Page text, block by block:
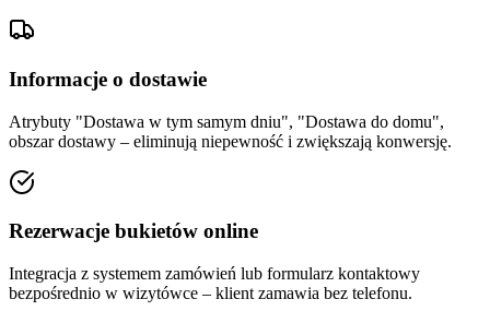
Informacje o dostawie
Atrybuty "Dostawa w tym samym dniu", "Dostawa do domu",
obszar dostawy – eliminują niepewność i zwiększają konwersję.
Rezerwacje bukietów online
Integracja z systemem zamówień lub formularz kontaktowy
bezpośrednio w wizytówce – klient zamawia bez telefonu.